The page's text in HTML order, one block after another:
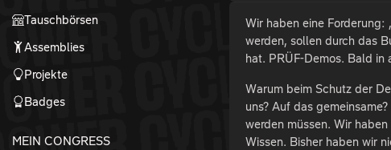
Tauschbörsen
Assemblies
Projekte
Badges
MEIN CONGRESS
Wir haben eine
werden, sollen durch das
hat. PRÜF-Demos. Bald
Warum beim Schutz der
uns? Auf das
werden müssen. Wir
Wissen. Bisher haben wir